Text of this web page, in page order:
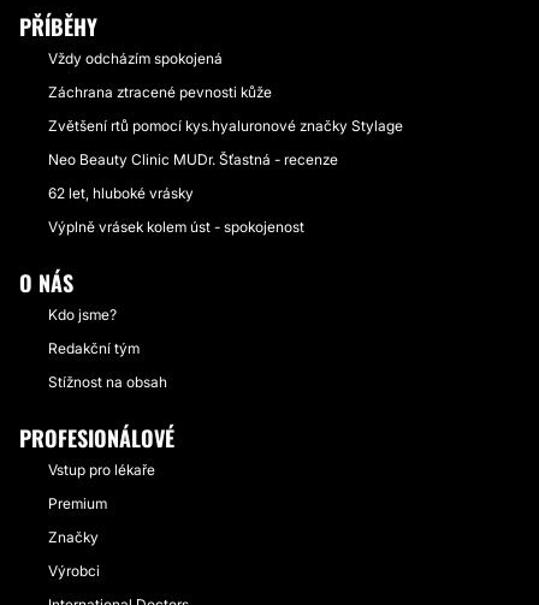
PŘÍBĚHY
Vždy odcházím spokojená
Záchrana ztracené pevnosti kůže
Zvětšení rtů pomocí kys.hyaluronové značky Stylage
Neo Beauty Clinic MUDr. Šťastná - recenze
62 let, hluboké vrásky
Výplně vrásek kolem úst - spokojenost
O NÁS
Kdo jsme?
Redakční tým
Stížnost na obsah
PROFESIONÁLOVÉ
Vstup pro lékaře
Premium
Značky
Výrobci